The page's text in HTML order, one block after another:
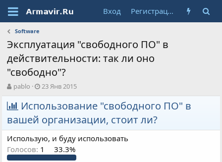
Вход Регистрация
Software
Эксплуатация "свободного ПО" в
действительности: так ли оно
"свободно"?
А
в
т
о
р
т
е
м
ы
pablo
Д
а
т
а
н
а
ч
а
л
23 Янв 2015
Использование "свободного ПО" в
вашей организации, стоит ли?
Использую, и буду использовать
Голосов: 1 33.3%